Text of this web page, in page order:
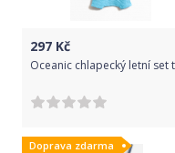
297 Kč
Doprava zdarma